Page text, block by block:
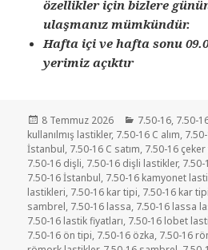
özellikler için bizlere
ulaşmanız mümkündür.
Hafta içi ve hafta sonu
yerimiz açıktır
Yayın
tarihi
8 Temmuz 2026 Kategoriler
7.50-16, 7.50-
kullanılmış lastikler, 7.50-16 C alım,
İstanbul, 7.50-16 C satım, 7.50-16
7.50-16 dişli, 7.50-16 dişli lastikler,
7.50-16 İstanbul, 7.50-16 kamyonet
lastikleri, 7.50-16 kar tipi, 7.50-16 kar
sambrel, 7.50-16 lassa, 7.50-16 lassa
7.50-16 lastik fiyatları, 7.50-16 lobet
7.50-16 ön tipi, 7.50-16 özka, 7.50-16